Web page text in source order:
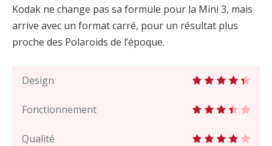
Kodak ne change pas sa formule pour la Mini 3, mais
arrive avec un format carré, pour un résultat plus
proche des Polaroids de l’époque.
Design
Fonctionnement
Qualité